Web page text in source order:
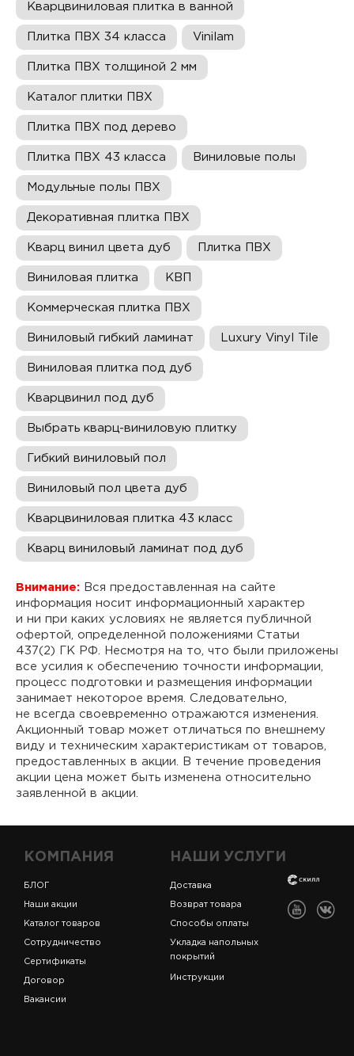
Кварцвиниловая плитка в ванной
Плитка ПВХ 34 класса Vinilam
Плитка ПВХ толщиной 2 мм
Каталог плитки ПВХ
Плитка ПВХ под дерево
Плитка ПВХ 43 класса Виниловые полы
Модульные полы ПВХ
Декоративная плитка ПВХ
Кварц винил цвета дуб Плитка ПВХ
Виниловая плитка КВП
Коммерческая плитка ПВХ
Виниловый гибкий ламинат Luxury Vinyl Tile
Виниловая плитка под дуб
Кварцвинил под дуб
Выбрать кварц-виниловую плитку
Гибкий виниловый пол
Виниловый пол цвета дуб
Кварцвиниловая плитка 43 класс
Кварц виниловый ламинат под дуб
Внимание: Вся предоставленная на сайте
информация носит информационный характер
и ни при каких условиях не является публичной
офертой, определенной положениями Статьи
437(2) ГК РФ. Несмотря на то, что были приложены
все усилия к обеспечению точности информации,
процесс подготовки и размещения информации
занимает некоторое время. Следовательно,
не всегда своевременно отражаются изменения.
Акционный товар может отличаться по внешнему
виду и техническим характеристикам от товаров,
предоставленных в акции. В течение проведения
акции цена может быть изменена относительно
заявленной в акции.
КОМПАНИЯ
БЛОГ
Наши акции
Каталог товаров
Сотрудничество
Сертификаты
Договор
Вакансии
НАШИ УСЛУГИ
Доставка
Возврат товара
Способы оплаты
Укладка напольных
покрытий
Инструкции